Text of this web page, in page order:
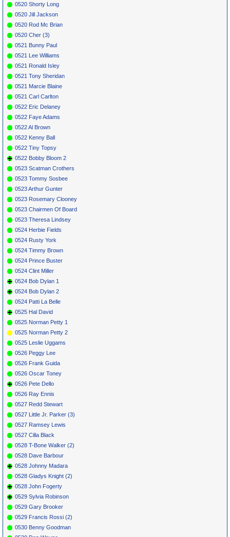
0520 Shorty Long
0520 Jill Jackson
0520 Rod Mc Brian
0520 Cher (3)
0521 Bunny Paul
0521 Lee Williams
0521 Ronald Isley
0521 Tony Sheridan
0521 Marcie Blaine
0521 Carl Carlton
0522 Eric Delaney
0522 Faye Adams
0522 Al Brown
0522 Kenny Ball
0522 Tiny Topsy
0522 Bobby Bloom 2
0523 Scatman Crothers
0523 Tommy Sosbee
0523 Arthur Gunter
0523 Rosemary Clooney
0523 Chairmen Of Board
0523 Theresa Lindsey
0524 Herbie Fields
0524 Rusty York
0524 Timmy Brown
0524 Prince Buster
0524 Clint Miller
0524 Bob Dylan 1
0524 Bob Dylan 2
0524 Patti La Belle
0525 Hal David
0525 Norman Petty 1
0525 Norman Petty 2
0525 Leslie Uggams
0526 Peggy Lee
0526 Frank Guida
0526 Oscar Toney
0526 Pete Dello
0526 Ray Ennis
0527 Redd Stewart
0527 Little Jr. Parker (3)
0527 Ramsey Lewis
0527 Cilla Black
0528 T-Bone Walker (2)
0528 Dave Barbour
0528 Johnny Madara
0528 Gladys Knight (2)
0528 John Fogerty
0529 Sylvia Robinson
0529 Gary Brooker
0529 Francis Rossi (2)
0530 Benny Goodman